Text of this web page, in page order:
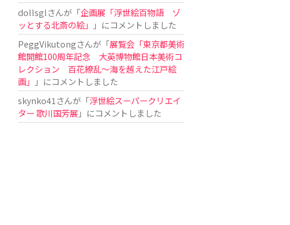
dollsglさんが「企画展「浮世絵百物語 ゾ
ッとする北斎の絵」
」にコメントしました
PeggVikutongさんが「展覧会「東京都美術
館開館100周年記念 大英博物館日本美術コ
レクション 百花繚乱〜海を越えた江戸絵
画」
」にコメントしました
skynko41 さんが「浮世絵スーパークリエイ
ター 歌川国芳展 」にコメントしました